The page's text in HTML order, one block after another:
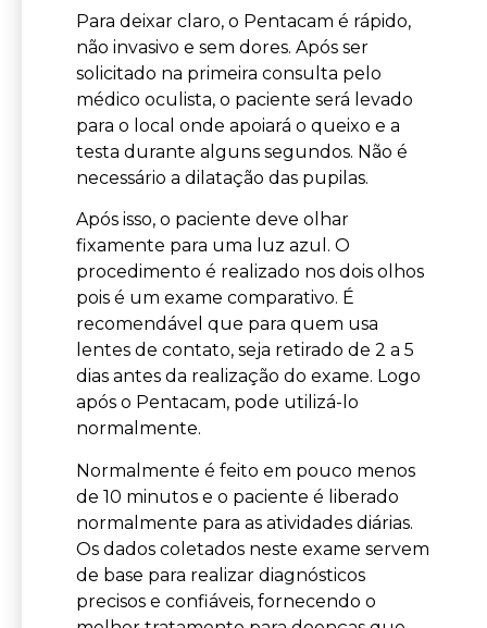
Para deixar claro, o Pentacam é rápido,
não invasivo e sem dores. Após ser
solicitado na primeira consulta pelo
médico oculista, o paciente será levado
para o local onde apoiará o queixo e a
testa durante alguns segundos. Não é
necessário a dilatação das pupilas.
Após isso, o paciente deve olhar
fixamente para uma luz azul. O
procedimento é realizado nos dois olhos
pois é um exame comparativo. É
recomendável que para quem usa
lentes de contato, seja retirado de 2 a 5
dias antes da realização do exame. Logo
após o Pentacam, pode utilizá-lo
normalmente.
Normalmente é feito em pouco menos
de 10 minutos e o paciente é liberado
normalmente para as atividades diárias.
Os dados coletados neste exame servem
de base para realizar diagnósticos
precisos e confiáveis, fornecendo o